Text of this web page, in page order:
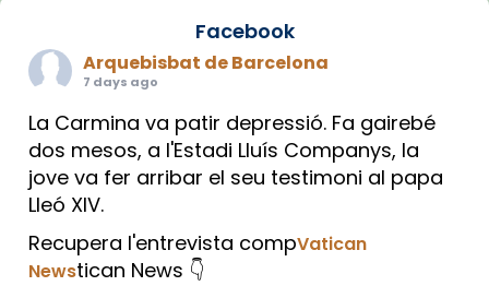
Facebook
Arquebisbat de Barcelona
7 days ago
La Carmina va patir depressió. Fa gairebé
dos mesos, a l'Estadi Lluís Companys, la
jove va fer arribar el seu testimoni al papa
Lleó XIV.
Recupera l'entrevista compVatican
Newstican News 👇